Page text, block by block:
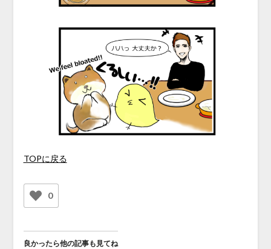
TOPに戻る
0
良かったら他の記事も見てね